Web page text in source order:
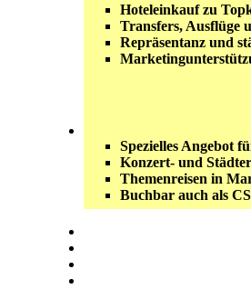
Hoteleinkauf zu
Transfers, Ausflüge
Repräsentanz und
Spezielles Angebot
Konzert- und
Themenreisen in
Buchbar auch als